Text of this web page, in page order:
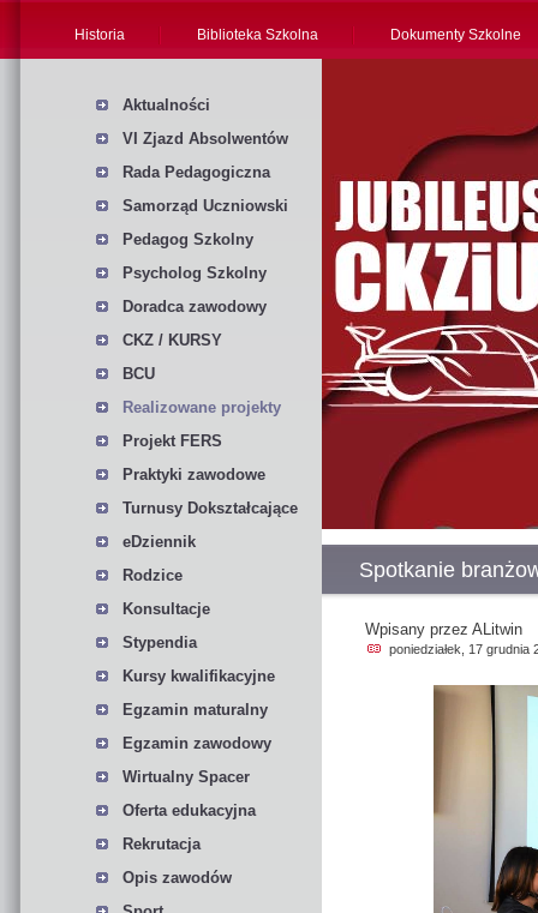
Historia Biblioteka Szkolna Dokumenty Szkolne
Aktualności
VI Zjazd Absolwentów
Rada Pedagogiczna
Samorząd Uczniowski
Pedagog Szkolny
Psycholog Szkolny
Doradca zawodowy
CKZ / KURSY
BCU
Realizowane projekty
Projekt FERS
Praktyki zawodowe
Turnusy Dokształcające
eDziennik
Rodzice
Konsultacje
Stypendia
Kursy kwalifikacyjne
Egzamin maturalny
Egzamin zawodowy
Wirtualny Spacer
Oferta edukacyjna
Rekrutacja
Opis zawodów
Spotkanie
Wpisany przez ALitwin
poniedziałek, 17 grudnia